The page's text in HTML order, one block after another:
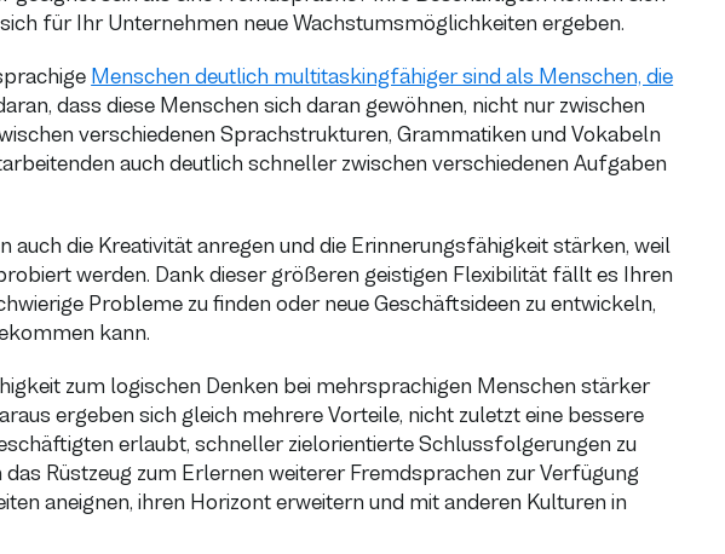
für Ihr Unternehmen neue Wachstumsmöglichkeiten ergeben.
Menschen deutlich multitaskingfähiger sind als Menschen, die
dass diese Menschen sich daran gewöhnen, nicht nur zwischen
verschiedenen Sprachstrukturen, Grammatiken und Vokabeln
auch deutlich schneller zwischen verschiedenen Aufgaben
auch die Kreativität anregen und die Erinnerungsfähigkeit stärken, weil
werden. Dank dieser größeren geistigen Flexibilität fällt es Ihren
Probleme zu finden oder neue Geschäftsideen zu entwickeln,
kann.
zum logischen Denken bei mehrsprachigen Menschen stärker
ergeben sich gleich mehrere Vorteile, nicht zuletzt eine bessere
erlaubt, schneller zielorientierte Schlussfolgerungen zu
Rüstzeug zum Erlernen weiterer Fremdsprachen zur Verfügung
aneignen, ihren Horizont erweitern und mit anderen Kulturen in